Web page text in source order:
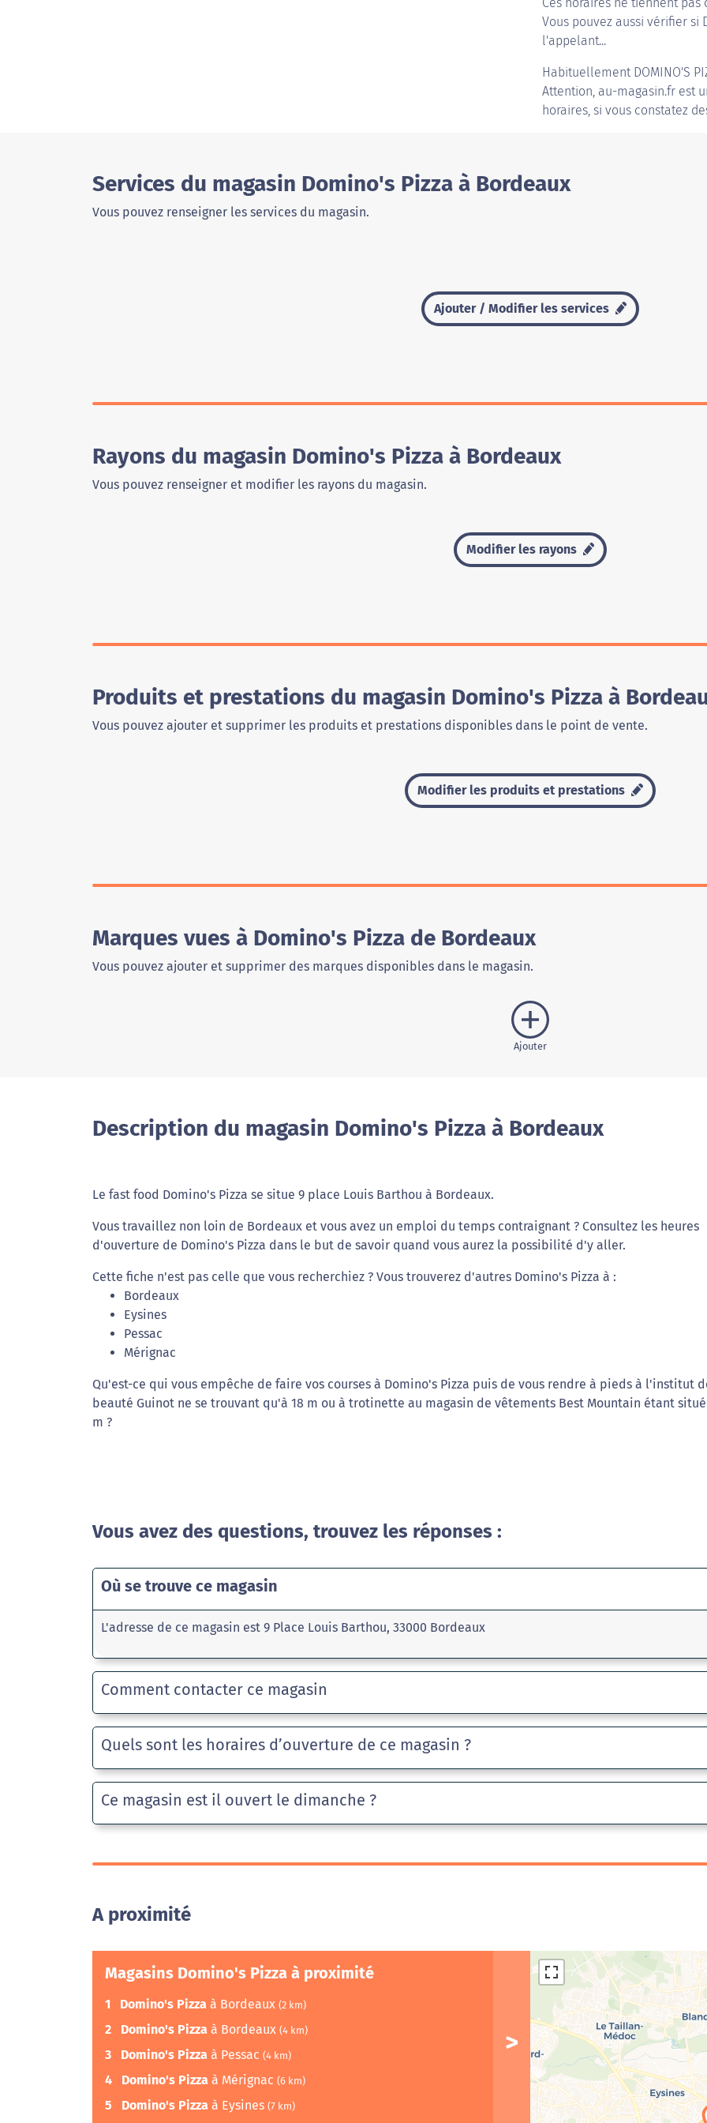
Vous pouvez aussi vérifier si
l'appelant...
Habituellement DOMINO'S
Attention, au-magasin.fr est
horaires, si vous constatez
Services du magasin Domino's Pizza à Bordeaux
Vous pouvez renseigner les services du magasin.
Ajouter / Modifier les services
Rayons du magasin Domino's Pizza à Bordeaux
Vous pouvez renseigner et modifier les rayons du magasin.
Modifier les rayons
Produits et prestations du magasin Domino's Pizza à
Vous pouvez ajouter et supprimer les produits et prestations disponibles dans le point de vente.
Modifier les produits et prestations
Marques vues à Domino's Pizza de Bordeaux
Vous pouvez ajouter et supprimer des marques disponibles dans le magasin.
Ajouter
Description du magasin Domino's Pizza à Bordeaux
Le fast food Domino's Pizza se situe 9 place Louis Barthou à Bordeaux.
Vous travaillez non loin de Bordeaux et vous avez un emploi du temps contraignant ? Consultez les heures
d'ouverture de Domino's Pizza dans le but de savoir quand vous aurez la possibilité d'y aller.
Cette fiche n'est pas celle que vous recherchiez ? Vous trouverez d'autres Domino's Pizza à :
Bordeaux
Eysines
Pessac
Mérignac
Qu'est-ce qui vous empêche de faire vos courses à Domino's Pizza puis de vous rendre à pieds à l'institut
beauté Guinot ne se trouvant qu'à 18 m ou à trotinette au magasin de vêtements Best Mountain étant
m ?
Vous avez des questions, trouvez les réponses :
Où se trouve ce magasin
L'adresse de ce magasin est 9 Place Louis Barthou, 33000 Bordeaux
Comment contacter ce magasin
Quels sont les horaires d’ouverture de ce magasin ?
Ce magasin est il ouvert le dimanche ?
A proximité
Magasins Domino's Pizza à proximité
1 Domino's Pizza à Bordeaux (2 km)
2 Domino's Pizza à Bordeaux (4 km)
3 Domino's Pizza à Pessac (4 km)
4 Domino's Pizza à Mérignac (6 km)
5 Domino's Pizza à Eysines (7 km)